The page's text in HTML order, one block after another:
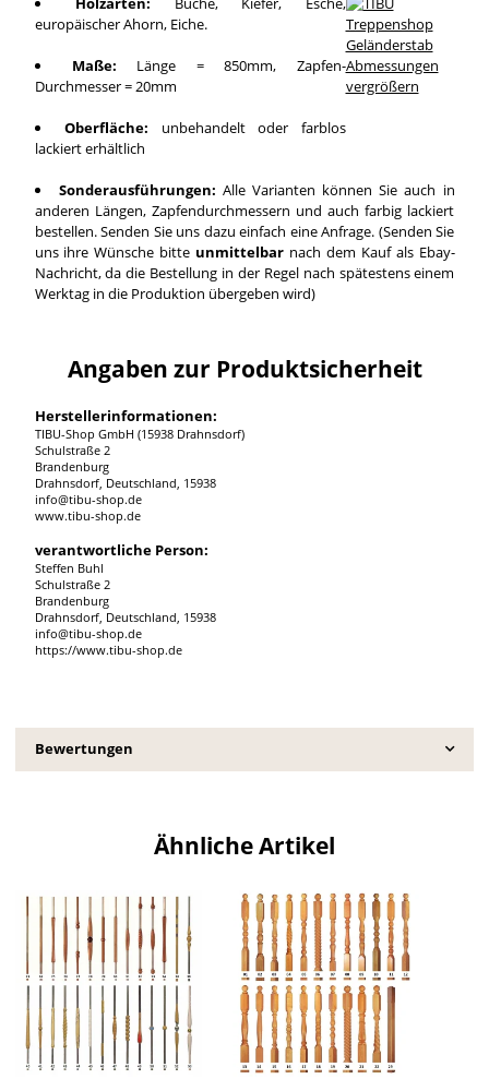
europäischer Ahorn, Eiche.
Maße: Länge = 850mm, Zapfen-
Durchmesser = 20mm
Oberfläche: unbehandelt oder farblos
lackiert erhältlich
vergrößern
Sonderausführungen: Alle Varianten können Sie auch in
anderen Längen, Zapfendurchmessern und auch farbig lackiert
bestellen. Senden Sie uns dazu einfach eine Anfrage. (Senden Sie
uns ihre Wünsche bitte unmittelbar nach dem Kauf als Ebay-
Nachricht, da die Bestellung in der Regel nach spätestens einem
Werktag in die Produktion übergeben wird)
Angaben zur Produktsicherheit
Herstellerinformationen:
TIBU-Shop GmbH (15938 Drahnsdorf)
Schulstraße 2
Brandenburg
Drahnsdorf, Deutschland, 15938
info@tibu-shop.de
www.tibu-shop.de
verantwortliche Person:
Steffen Buhl
Schulstraße 2
Brandenburg
Drahnsdorf, Deutschland, 15938
info@tibu-shop.de
https://www.tibu-shop.de
Bewertungen
Ähnliche Artikel